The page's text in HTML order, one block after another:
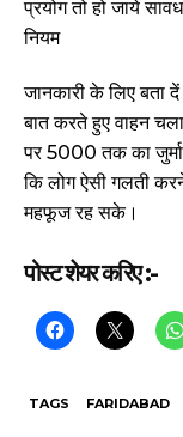
जानकारी के लिए बता
बात करते हुए वाहन
पर ₹5000 तक का
कि लोग ऐसी गलती
महफूज रह सके।
पोस्ट शेयर करिए :-
TAGS FARIDABAD